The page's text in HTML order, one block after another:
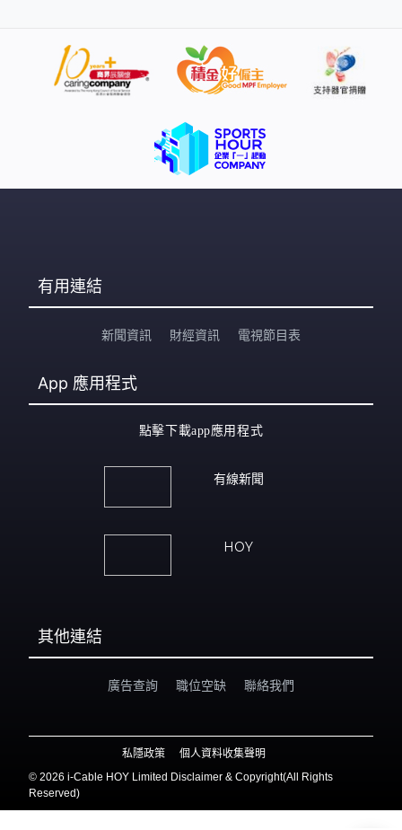
約，沙特及巴基斯坦亦同樣不想過度依賴美國，並反映近
年地區不穩增加下，各國都尋求安全夥伴多元化。 伊朗國
會議員禮薩伊回應指，這份協議不會為沙特阿拉伯帶來安
全，應調整自身國防政策，就不必乞求其他國家提供保
障，外長阿拉格齊呼籲，全球各地的穆斯林團結，應對外
部挑戰，又指伊朗武裝部隊已預備好，並有能力和美軍
有用連結
新聞資訊 財經資訊 電視節目表
App 應用程式
點擊下載app應用程式
有線新聞
HOY
其他連結
廣告查詢 職位空缺 聯絡我們
私隱政策
個人資料收集聲明
© 2026 i-Cable HOY Limited Disclaimer & Copyright(All Rights
Reserved)